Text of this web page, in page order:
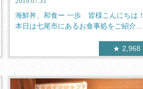
海鮮丼、和食ー 一歩 皆様こんにちは！
本日は七尾市にあるお食事処をご紹介致
2,968